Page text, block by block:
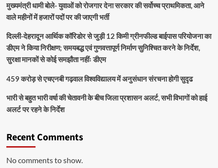
मुख्यमंत्री धामी बोले- युवाओं को रोजगार देना सरकार की सर्वोच्च प्राथमिकता, आने
वाले महीनों में हजारों पदों पर की जाएगी भर्ती
दिल्ली-देहरादून आर्थिक कॉरिडोर से जुड़ी 12 किमी ग्रीनफील्ड बाईपास परियोजना का
डीएम ने किया निरीक्षण; समयबद्ध एवं गुणवत्तापूर्ण निर्माण सुनिश्चित करने के निर्देश,
सुरक्षा मानकों से कोई समझौता नहींः डीएम
459 करोड़ से एचएनबी गढ़वाल विश्वविद्यालय में अनुसंधान संरचना होगी सुदृढ
भारी से बहुत भारी वर्षा की चेतावनी के बीच जिला प्रशासन अलर्ट, सभी विभागों को हाई
अलर्ट पर रहने के निर्देश
Recent Comments
No comments to show.